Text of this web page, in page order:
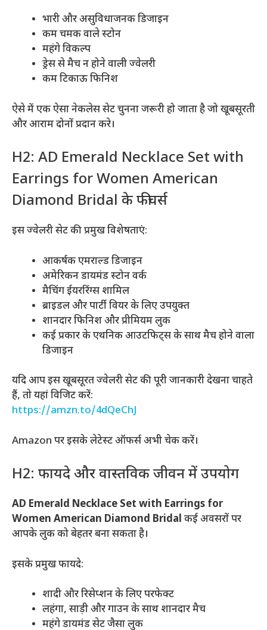
भारी और असुविधाजनक डिजाइन
कम चमक वाले स्टोन
महंगे विकल्प
ड्रेस से मैच न होने वाली ज्वेलरी
कम टिकाऊ फिनिश
ऐसे में एक ऐसा नेकलेस सेट चुनना जरूरी हो जाता है जो खूबसूरती
और आराम दोनों प्रदान करे।
H2: AD Emerald Necklace Set with
Earrings for Women American
Diamond Bridal के फीचर्स
इस ज्वेलरी सेट की प्रमुख विशेषताएं:
आकर्षक एमराल्ड डिजाइन
अमेरिकन डायमंड स्टोन वर्क
मैचिंग ईयररिंग्स शामिल
ब्राइडल और पार्टी वियर के लिए उपयुक्त
शानदार फिनिश और प्रीमियम लुक
कई प्रकार के एथनिक आउटफिट्स के साथ मैच होने वाला
डिजाइन
यदि आप इस खूबसूरत ज्वेलरी सेट की पूरी जानकारी देखना चाहते
हैं, तो यहां विजिट करें:
https://amzn.to/4dQeChJ
Amazon पर इसके लेटेस्ट ऑफर्स अभी चेक करें।
H2: फायदे और वास्तविक जीवन में उपयोग
AD Emerald Necklace Set with Earrings for
Women American Diamond Bridal कई अवसरों पर
आपके लुक को बेहतर बना सकता है।
इसके प्रमुख फायदे:
शादी और रिसेप्शन के लिए परफेक्ट
लहंगा, साड़ी और गाउन के साथ शानदार मैच
महंगे डायमंड सेट जैसा लुक